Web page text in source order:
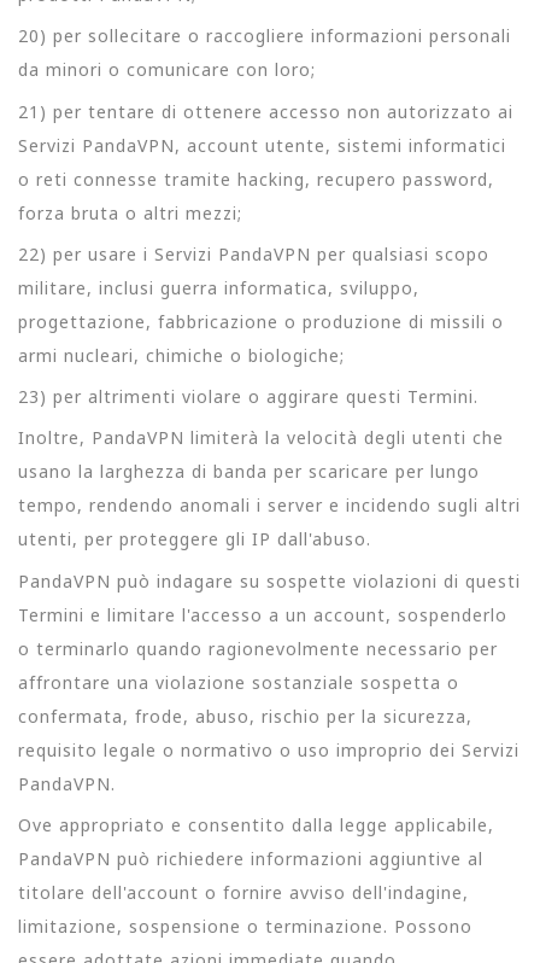
20) per sollecitare o raccogliere informazioni personali
da minori o comunicare con loro;
21) per tentare di ottenere accesso non autorizzato ai
Servizi PandaVPN, account utente, sistemi informatici
o reti connesse tramite hacking, recupero password,
forza bruta o altri mezzi;
22) per usare i Servizi PandaVPN per qualsiasi scopo
militare, inclusi guerra informatica, sviluppo,
progettazione, fabbricazione o produzione di missili o
armi nucleari, chimiche o biologiche;
23) per altrimenti violare o aggirare questi Termini.
Inoltre, PandaVPN limiterà la velocità degli utenti che
usano la larghezza di banda per scaricare per lungo
tempo, rendendo anomali i server e incidendo sugli altri
utenti, per proteggere gli IP dall'abuso.
PandaVPN può indagare su sospette violazioni di questi
Termini e limitare l'accesso a un account, sospenderlo
o terminarlo quando ragionevolmente necessario per
affrontare una violazione sostanziale sospetta o
confermata, frode, abuso, rischio per la sicurezza,
requisito legale o normativo o uso improprio dei Servizi
PandaVPN.
Ove appropriato e consentito dalla legge applicabile,
PandaVPN può richiedere informazioni aggiuntive al
titolare dell'account o fornire avviso dell'indagine,
limitazione, sospensione o terminazione. Possono